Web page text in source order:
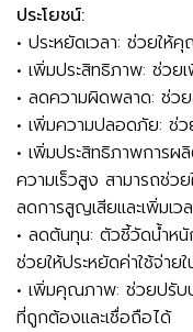
ประโยชน์:
• ประหยัดเวลา: ช่วยให้
• เพิ่มประสิทธิภาพ: ช่ว
• ลดความผิดพลาด: ช่ว
• เพิ่มความปลอดภัย: ช่
• เพิ่มประสิทธิภาพการ
ความเร็วสูง สามารถช่
ลดการสูญเสียและเพิ่มเว
• ลดต้นทุน: ตัวชี้วัดน้ำห
ช่วยให้ประหยัดค่าใช้จ่าย
• เพิ่มคุณภาพ: ช่วยปรั
ที่ถูกต้องและเชื่อถือได้